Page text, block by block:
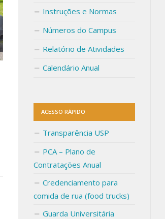
Instruções e Normas
Números do Campus
Relatório de Atividades
Calendário Anual
ACESSO RÁPIDO
Transparência USP
PCA – Plano de
Contratações Anual
Credenciamento para
comida de rua (food trucks)
Guarda Universitária